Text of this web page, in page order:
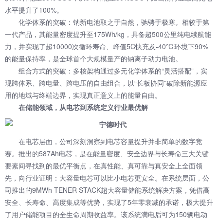
水平提升了100%。
化学体系的突破：钠新电池取之于自然，驰骋于极寒。相较于第
一代产品，其能量密度提升至175Wh/kg，具备超500公里纯电续航能
力，并实现了超10000次循环寿命、峰值5C快充及-40℃环境下90%
的能量保持率，是全球首个大规模量产的钠离子动力电池。
组合方式的突破：多核架构通过多元化学体系的“灵活搭配”，实
现跨体系、跨电量、跨电压的自由组合，以“长板协同”破除新能源应
用的地域与终端边界，实现真正意义上的能量自由。
在储能领域，从电芯到系统定义行业最优解
在电芯层面，公司深刻洞察到电芯容量提升并非简单的数字竞
赛。推出的587Ah电芯，是在能量密度、安全边界与长寿命三大关键
要素间寻找到的最优平衡点，在真性能、真可靠与真安全上全面领
先，向行业证明：大容量电芯可以比小电芯更安全。在系统层面，公
司推出的9MWh TENER STACK超大容量储能系统解决方案，凭借高
安全、长寿命、高度集成等优势，实现了5年零衰减的承诺，极大提升
了用户储能项目的全生命周期收益率。该系统满电后可为150辆电动